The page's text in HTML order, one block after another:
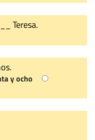
Teresa.
y ocho